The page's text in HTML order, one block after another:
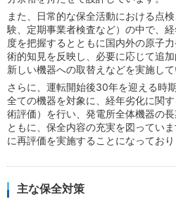
また、日常的な保全活動における点
験、定期事業者検査など）の中で、
度を把握するとともに国内外の原子
術的知見を反映し、必要に応じて追
新しい機器への取替えなどを実施して
さらに、運転開始後30年を迎える時
全ての機器を対象に、経年劣化に関
術評価）を行い、発電所全体機器の
ともに、保全内容の充実を図ってい
に再評価を実施することになっており
主な保全対策